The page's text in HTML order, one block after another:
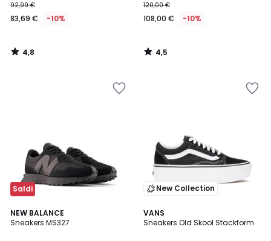
92,99 €
83,69 € -10%
4,8
/
120,00 €
108,00 € -10%
4,5
/
Saldi
NEW BALANCE
Sneakers MS327
4,5
/ 5
New Collection
VANS
Sneakers Old Skool Stackform
4,4
/ 5